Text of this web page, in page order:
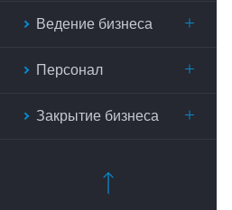
Ведение бизнеса
Персонал
Закрытие бизнеса